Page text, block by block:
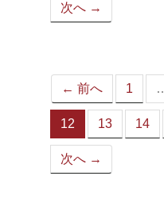
次へ →
← 前へ 1
12
（こ
の
ペ
13 14
次へ →